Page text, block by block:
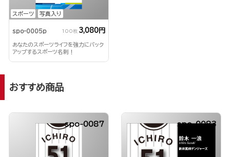
スポーツ 写真入り
spo-0005p 100枚 3,080円
あなたのスポーツライフを強力にバック
アップするスポーツ名刺！
おすすめ商品
spo-0087 spo-0083